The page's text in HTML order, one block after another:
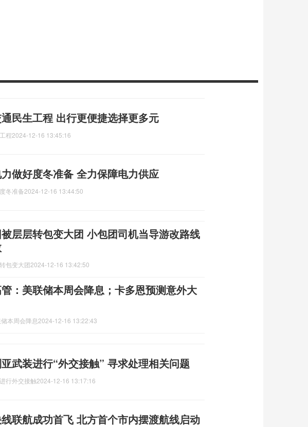
民生工程 出行更便捷选择更多元
程2024-12-16 13:45:16
做好度冬准备 全力保障电力供应
冬准备2024-12-16 13:44:50
层层转包变大团 小包团司机当导游改路线
包变大团2024-12-16 13:42:50
：美联储本周会降息；卡多恩预测意外大
本周会降息2024-12-16 13:22:43
武装进行“外交接触” 寻求处理相关问题
行外交接触2024-12-16 13:17:16
联航成功首飞 北方首个市内摆渡航线启动